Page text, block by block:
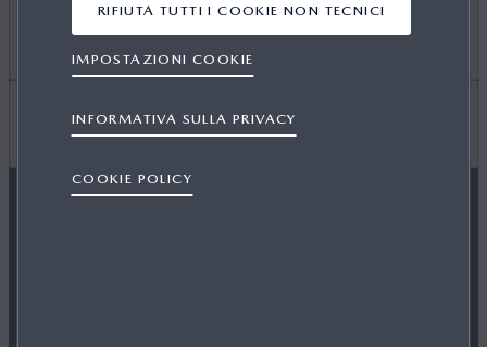
ACCESSORI ORIGINALI
MY MAZDA
Scopri di più
LAVORA CON NOI
LINK UTILIINFORMATIVA SULLA PRIVACY
COOKIE POLICY
IMPOSTAZIONI COOKIE
RIFIUTA TUTTI I COOKIE NON TECNICI